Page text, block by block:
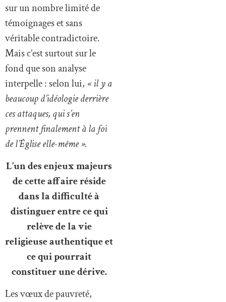
sur un nombre limité de
témoignages et sans
véritable contradictoire.
Mais c’est surtout sur le
fond que son analyse
interpelle : selon lui, « il y a
beaucoup d’idéologie derrière
ces attaques, qui s’en
prennent finalement à la foi
de l’Église elle-même ».
L’un des enjeux majeurs
de cette affaire réside
dans la difficulté à
distinguer entre ce qui
relève de la vie
religieuse authentique et
ce qui pourrait
constituer une dérive.
Les vœux de pauvreté,